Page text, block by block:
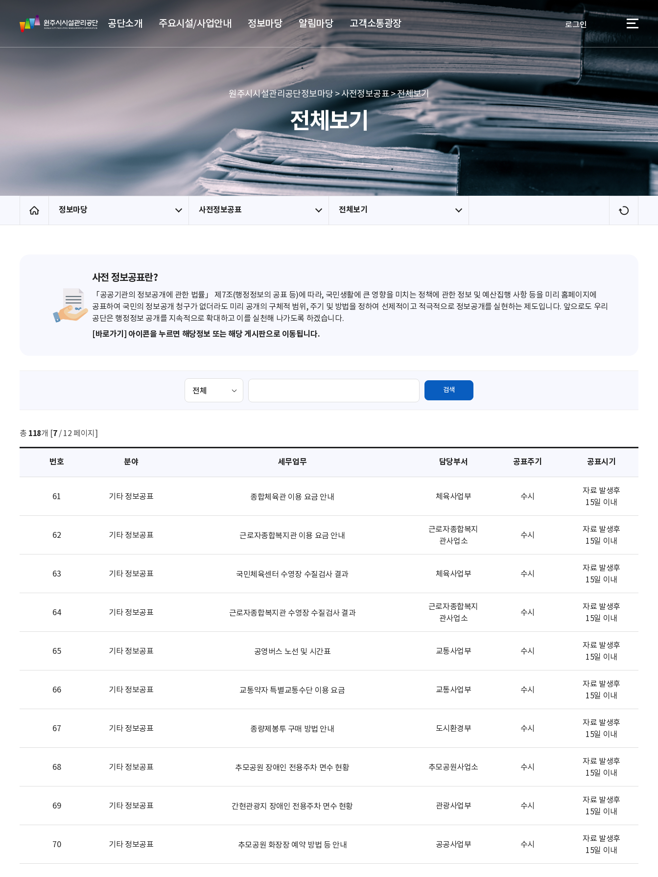
본문 바로가기
메뉴 바로가기
원
주
시
관
단
공단소개 주요시설/사업안내 정보마당 알림마당 고객소통광장 로그인 이용자
원주시시설관리공단정보마당 > 사전정보공표 > 전체보기
전체보기
홈 정보마당 사전정보공표 전체보기
새
로
사전 정보공표란?
「공공기관의 정보공개에 관한 법률」 제7조(행정정보의 공표 등)에 따라, 국민생활에 큰 영향을 미치는 정책에 관한 정보 및 예산집행 사항 등을 미리 홈페이지에
공표하여 국민의 정보공개 청구가 없더라도 미리 공개의 구체적 범위, 주기 및 방법을 정하여 선제적이고 적극적으로 정보공개를 실현하는 제도입니다. 앞으로도 우리
공단은 행정정보 공개를 지속적으로 확대하고 이를 실천해 나가도록 하겠습니다.
[바로가기] 아이콘을 누르면 해당정보 또는 해당 게시판으로 이동됩니다.
검
검색
총 118개 [7/ 12 페이지]
번호 분야 세무업무 담당부서 공표주기 공표시기
61 기타 정보공표 종합체육관 이용 요금 안내 체육사업부 수시
자료 발생후
15일 이내
62 기타 정보공표 근로자종합복지관 이용 요금 안내
근로자종합복지
관사업소
수시
자료 발생후
15일 이내
63 기타 정보공표 국민체육센터 수영장 수질검사 결과 체육사업부 수시
자료 발생후
15일 이내
64 기타 정보공표 근로자종합복지관 수영장 수질검사 결과
근로자종합복지
관사업소
수시
자료 발생후
15일 이내
65 기타 정보공표 공영버스 노선 및 시간표 교통사업부 수시
자료 발생후
15일 이내
66 기타 정보공표 교통약자 특별교통수단 이용 요금 교통사업부 수시
자료 발생후
15일 이내
67 기타 정보공표 종량제봉투 구매 방법 안내 도시환경부 수시
자료 발생후
15일 이내
68 기타 정보공표 추모공원 장애인 전용주차 면수 현황 추모공원사업소 수시
자료 발생후
15일 이내
69 기타 정보공표 간현관광지 장애인 전용주차 면수 현황 관광사업부 수시
자료 발생후
15일 이내
70 기타 정보공표 추모공원 화장장 예약 방법 등 안내 공공사업부 수시
자료 발생후
15일 이내